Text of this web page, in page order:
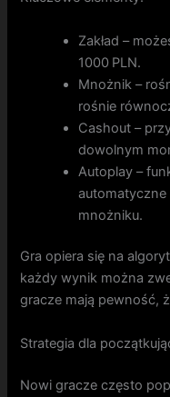
Zakład –
1000 PLN.
Mnożnik –
rośnie
Cashout –
dowolnym
Autoplay –
automatyczne
mnożniku.
Gra opiera się na
każdy wynik można
gracze mają pewność,
Strategia dla
Nowi gracze często